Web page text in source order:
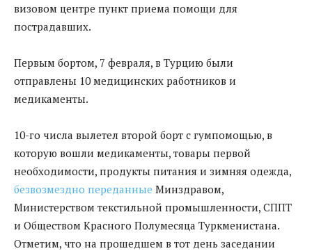
визовом центре пункт приема помощи для
пострадавших.
Первым бортом, 7 февраля, в Турцию были
отправлены 10 медицинских работников и
медикаменты.
10-го числа вылетел второй борт с гумпомощью, в
которую вошли медикаменты, товары первой
необходимости, продукты питания и зимняя одежда,
безвозмездно переданные Минздравом,
Министерством текстильной промышленности, СППТ
и Обществом Красного Полумесяца Туркменистана.
Отметим, что на прошедшем в тот день заседании